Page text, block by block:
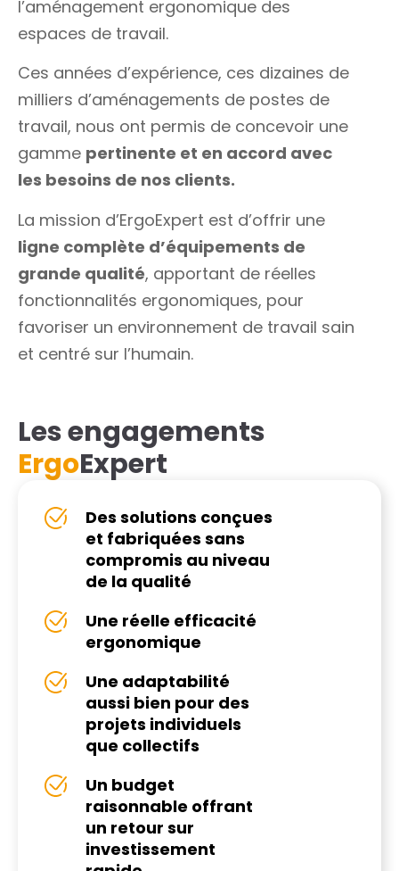
l’aménagement ergonomique des
espaces de travail.
Ces années d’expérience, ces dizaines de
milliers d’aménagements de postes de
travail, nous ont permis de concevoir une
gamme pertinente et en accord avec
les besoins de nos clients.
La mission d’ErgoExpert est d’offrir une
ligne complète d’équipements de
grande qualité, apportant de réelles
fonctionnalités ergonomiques, pour
favoriser un environnement de travail sain
et centré sur l’humain.
Les engagements
ErgoExpert
Des solutions conçues
et fabriquées sans
compromis au niveau
de la qualité
Une réelle efficacité
ergonomique
Une adaptabilité
aussi bien pour des
projets individuels
que collectifs
Un budget
raisonnable offrant
un retour sur
investissement